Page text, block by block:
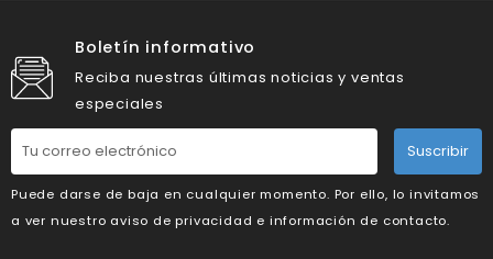
Boletín informativo
Reciba nuestras últimas noticias y ventas
especiales
Suscribir
Puede darse de baja en cualquier momento. Por ello, lo invitamos
a ver nuestro aviso de privacidad e información de contacto.